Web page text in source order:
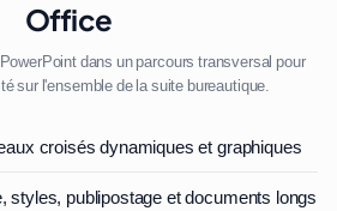
Office
dans un parcours transversal pour
sur l'ensemble de la suite bureautique.
croisés dynamiques et graphiques
styles, publipostage et documents longs